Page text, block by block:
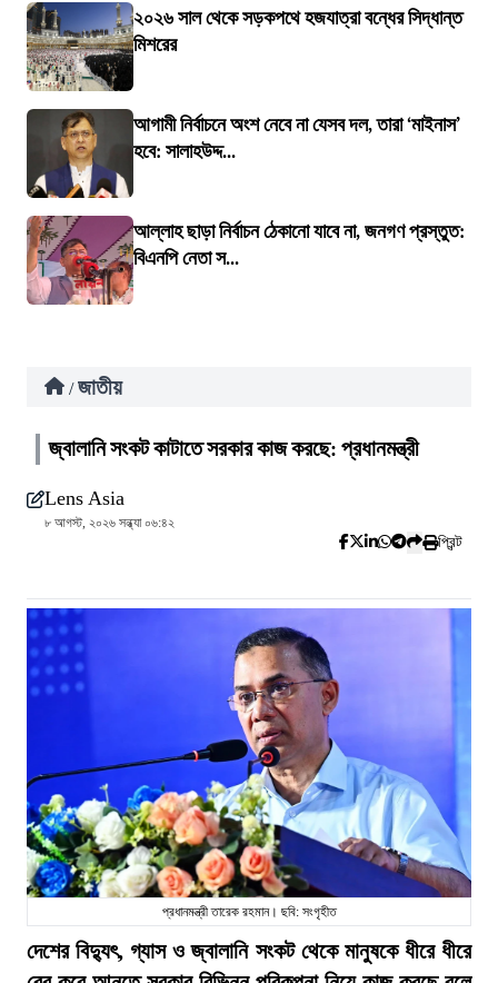
২০২৬ সাল থেকে সড়কপথে হজযাত্রা বন্ধের সিদ্ধান্ত
মিশরের
আগামী নির্বাচনে অংশ নেবে না যেসব দল, তারা ‘মাইনাস’
হবে: সালাহউদ্দ...
আল্লাহ ছাড়া নির্বাচন ঠেকানো যাবে না, জনগণ প্রস্তুত:
বিএনপি নেতা স...
/ জাতীয়
জ্বালানি সংকট কাটাতে সরকার কাজ করছে: প্রধানমন্ত্রী
Lens Asia
৮ আগস্ট, ২০২৬ সন্ধ্যা ০৬:৪২
প্রিন্ট
প্রধানমন্ত্রী তারেক রহমান। ছবি: সংগৃহীত
দেশের বিদ্যুৎ, গ্যাস ও জ্বালানি সংকট থেকে মানুষকে ধীরে ধীরে